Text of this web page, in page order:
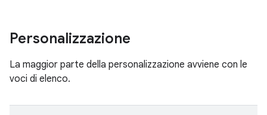
Personalizzazione
La maggior parte della personalizzazione avviene con le
voci di elenco.